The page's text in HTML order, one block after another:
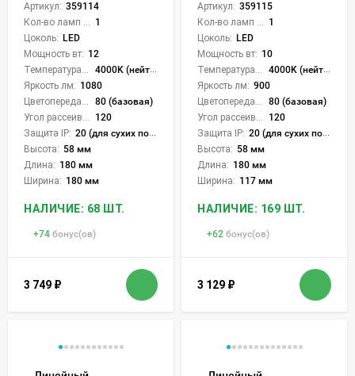
Артикул: 359114
Кол-во ламп или LED: 1
Цоколь: LED
Мощность вт: 12
Температура света:
4000K (нейтральный)
Яркость лм: 1080
Цветопередача (CRI):
80 (базовая)
Угол рассеивания света °:
120
Защита IP: 20 (для сухих пом.)
Высота: 58 мм
Длина: 180 мм
Ширина: 180 мм
НАЛИЧИЕ: 68 ШТ.
+74 бонус(ов)
3 749 ₽
Артикул: 359115
Кол-во ламп или LED: 1
Цоколь: LED
Мощность вт: 10
Температура света:
4000K (нейтральный)
Яркость лм: 900
Цветопередача (CRI):
80 (базовая)
Угол рассеивания света °:
120
Защита IP: 20 (для сухих пом.)
Высота: 58 мм
Длина: 180 мм
Ширина: 117 мм
НАЛИЧИЕ: 169 ШТ.
+62 бонус(ов)
3 129 ₽